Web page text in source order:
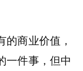
商业价值，
一件事，但中